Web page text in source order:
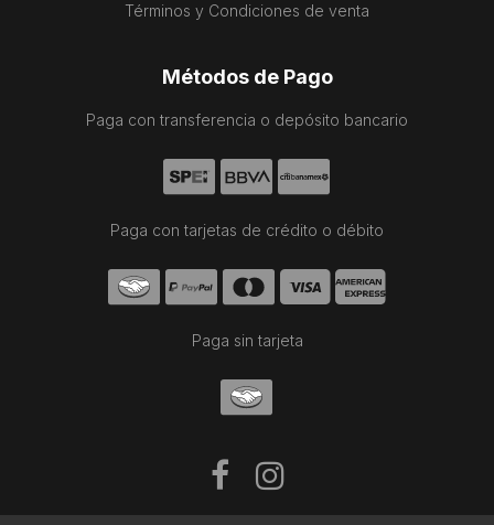
Términos y Condiciones de venta
Métodos de Pago
Paga con transferencia o depósito bancario
Paga con tarjetas de crédito o débito
Paga sin tarjeta